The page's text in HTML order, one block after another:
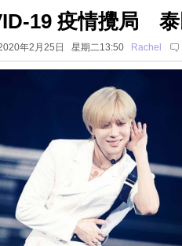
19 疫情攪局 泰
年2月25日 星期二13:50 Rachel